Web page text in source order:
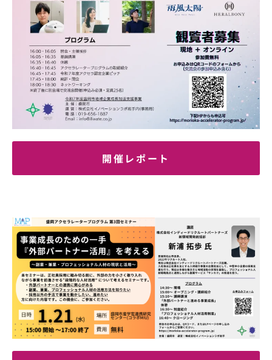
開催レポート